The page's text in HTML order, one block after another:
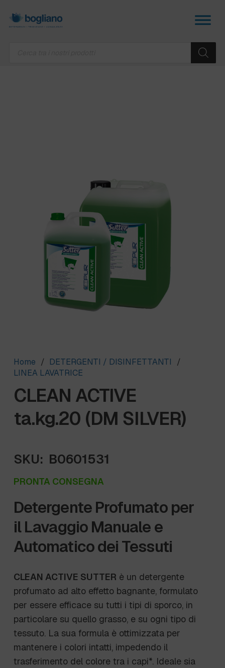
Home / DETERGENTI / DISINFETTANTI
/
LINEA LAVATRICE
CLEAN ACTIVE
ta.kg.20 (DM SILVER)
SKU: B0601531
PRONTA CONSEGNA
Detergente Profumato per
il Lavaggio Manuale e
Automatico dei Tessuti
CLEAN ACTIVE SUTTER è un detergente
profumato ad alto effetto bagnante, formulato
per essere efficace su tutti i tipi di sporco, in
particolare su quello grasso, e su ogni tipo di
tessuto. La sua formula è ottimizzata per
mantenere i colori intatti, impedendo il
trasferimento del colore tra i capi*. Ideale sia